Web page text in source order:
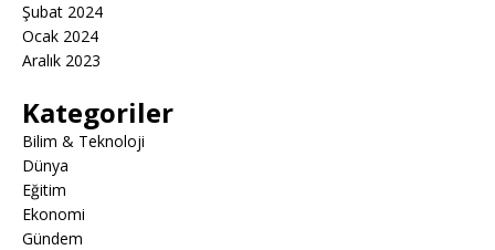
Şubat 2024
Ocak 2024
Aralık 2023
Kategoriler
Bilim & Teknoloji
Dünya
Eğitim
Ekonomi
Gündem